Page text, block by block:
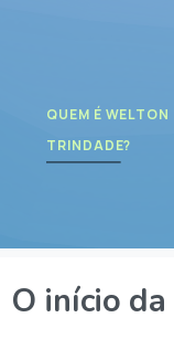
QUEM É WELTON
TRINDADE?
O início da